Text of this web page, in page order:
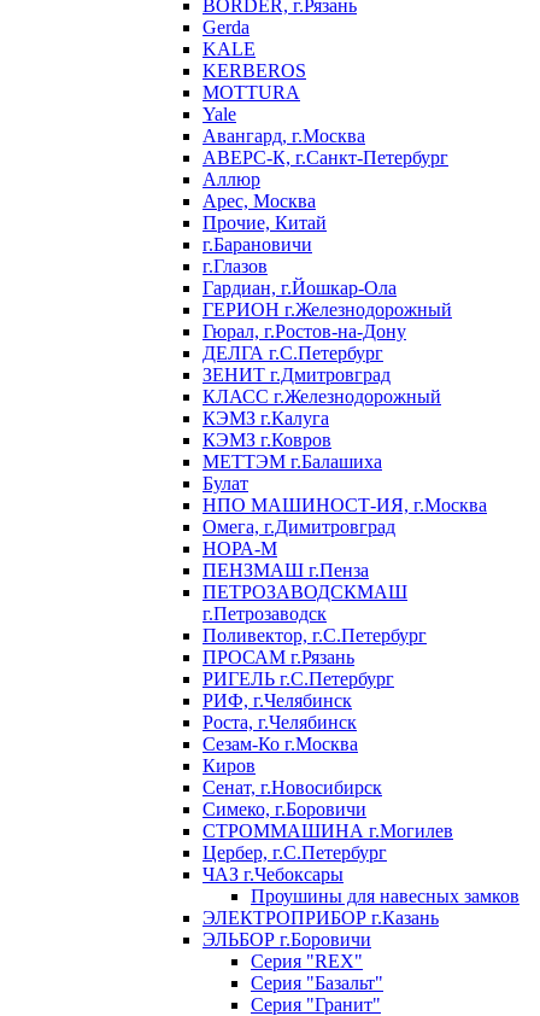
BORDER, г.Рязань
Gerda
KALE
KERBEROS
MOTTURA
Yale
Авангард, г.Москва
АВЕРС-К, г.Санкт-Петербург
Аллюр
Арес, Москва
Прочие, Китай
г.Барановичи
г.Глазов
Гардиан, г.Йошкар-Ола
ГЕРИОН г.Железнодорожный
Гюрал, г.Ростов-на-Дону
ДЕЛГА г.С.Петербург
ЗЕНИТ г.Дмитровград
КЛАСС г.Железнодорожный
КЭМЗ г.Калуга
КЭМЗ г.Ковров
МЕТТЭМ г.Балашиха
Булат
НПО МАШИНОСТ-ИЯ, г.Москва
Омега, г.Димитровград
НОРА-М
ПЕНЗМАШ г.Пенза
ПЕТРОЗАВОДСКМАШ
г.Петрозаводск
Поливектор, г.С.Петербург
ПРОСАМ г.Рязань
РИГЕЛЬ г.С.Петербург
РИФ, г.Челябинск
Роста, г.Челябинск
Сезам-Ко г.Москва
Киров
Сенат, г.Новосибирск
Симеко, г.Боровичи
СТРОММАШИНА г.Могилев
Цербер, г.С.Петербург
ЧАЗ г.Чебоксары
Проушины для навесных замков
ЭЛЕКТРОПРИБОР г.Казань
ЭЛЬБОР г.Боровичи
Серия "REX"
Серия "Базальт"
Серия "Гранит"